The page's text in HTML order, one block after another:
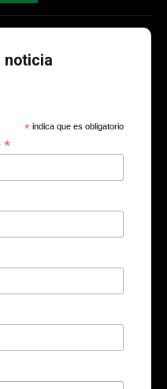
noticia
* indica que es obligatorio
*